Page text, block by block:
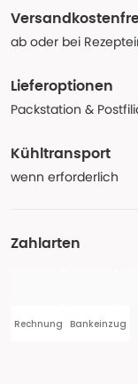
ab oder bei
Lieferoptionen
Packstation &
Kühltransport
wenn erforderlich
Zahlarten
Rechnung Bankeinzug